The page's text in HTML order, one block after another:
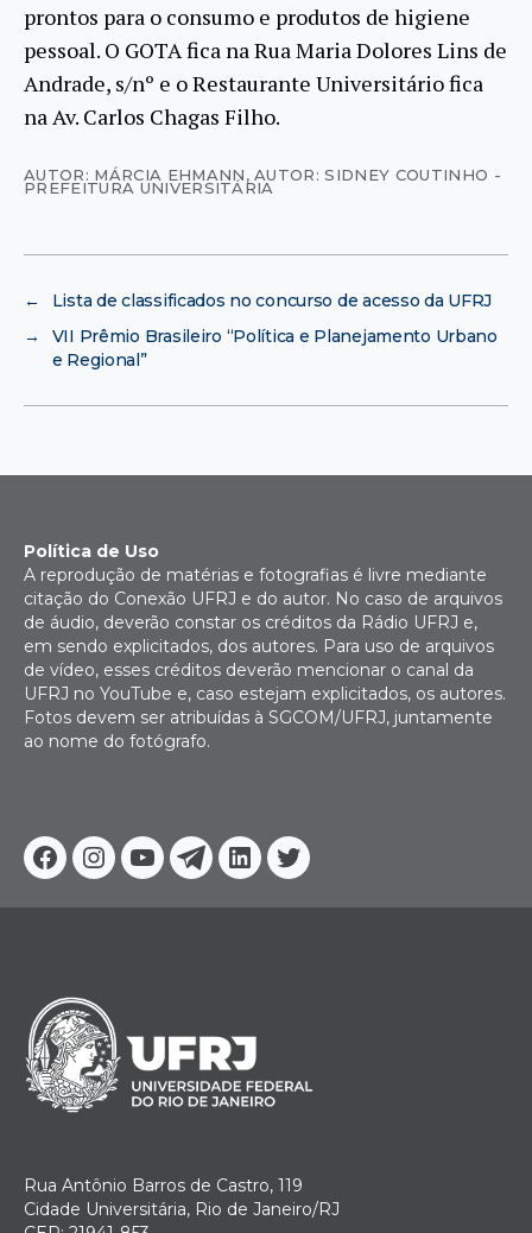
prontos para o consumo e produtos de higiene
pessoal. O GOTA fica na Rua Maria Dolores Lins de
Andrade, s/nº e o Restaurante Universitário fica
na Av. Carlos Chagas Filho.
AUTOR: MÁRCIA EHMANN,AUTOR: SIDNEY COUTINHO -
PREFEITURA UNIVERSITÁRIA
←
Lista de classificados no concurso de acesso da UFRJ
→
VII Prêmio Brasileiro “Política e Planejamento Urbano
e Regional”
Facebook
Instagram
YoutubeTelegram
Linkedin
Twitter
Política de Uso
A reprodução de matérias e fotografias é livre mediante
citação do Conexão UFRJ e do autor. No caso de arquivos
de áudio, deverão constar os créditos da Rádio UFRJ e,
em sendo explicitados, dos autores. Para uso de arquivos
de vídeo, esses créditos deverão mencionar o canal da
UFRJ no YouTube e, caso estejam explicitados, os autores.
Fotos devem ser atribuídas à SGCOM/UFRJ, juntamente
ao nome do fotógrafo.
Rua Antônio Barros de Castro, 119
Cidade Universitária, Rio de Janeiro/RJ